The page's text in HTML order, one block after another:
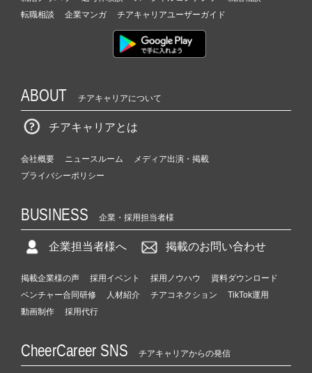
転職相談
企業マンガ チアキャリアユーザーガイド
ABOUT チアキャリアについて
チアキャリアとは
会社概要 ニュースルーム
メディア出演・掲載
プライバシーポリシー
BUSINESS 企業・採用担当者様
企業担当者様へ 掲載のお問い合わせ
掲載企業様の声 採用イベント 採用ノウハウ
資料ダウンロード
ベンチャー合同研修
人材紹介 チアコネクション
TikTok運用
動画制作
採用代行
CheerCareer SNS チアキャリアからの発信